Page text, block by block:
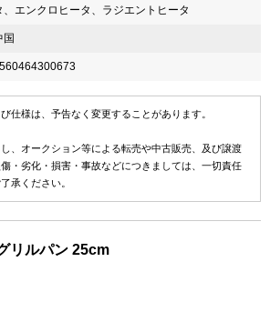
、エンクロヒータ、ラジエントヒータ
国
仕様は、予告なく変更することがあります。
、オークション等による転売や中古販売、及び譲渡
・劣化・損害・事故などにつきましては、一切責任
承ください。
リルパン 25cm